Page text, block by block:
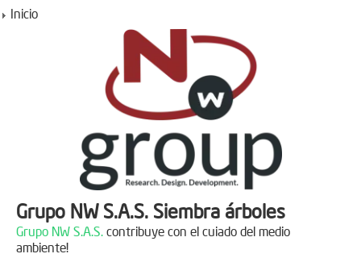
Inicio
Grupo NW S.A.S. Siembra árboles
Grupo NW S.A.S. contribuye con el cuiado del medio
ambiente!